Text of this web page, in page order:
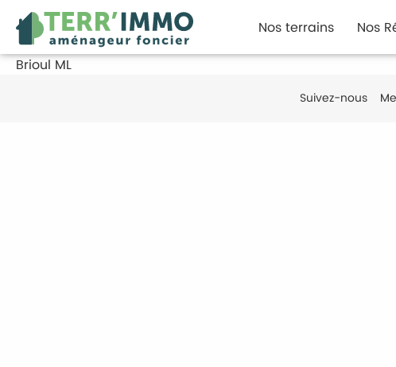
Nos terrains Nos
Brioul ML
Suivez-nous